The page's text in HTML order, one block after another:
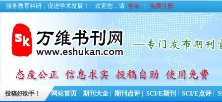
服务教育科研，促进学术发展！ 欢迎您，请 登录 免费注册
投稿好助手！ 网站首页 期刊大全 期刊点评 SCI/E期刊 SCI/E点评